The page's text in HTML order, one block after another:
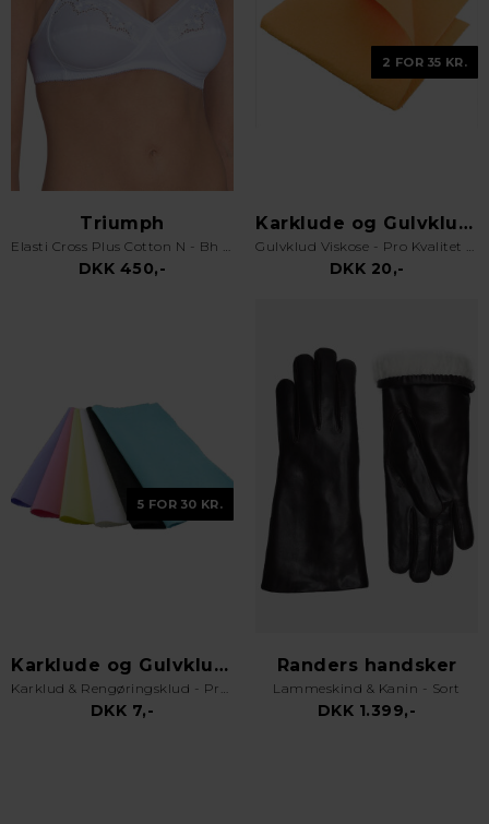
Triumph
Elasti Cross Plus Cotton N - Bh uden bøjle - Hvid
DKK 450,-
2 FOR 35 KR.
Karklude og Gulvklude
Gulvklud Viskose - Pro Kvalitet - Orange
DKK 20,-
5 FOR 30 KR.
Karklude og Gulvklude
Karklud & Rengøringsklud - Pro Kvalitet - Valgfri Farve
DKK 7,-
Randers handsker
Lammeskind & Kanin - Sort
DKK 1.399,-